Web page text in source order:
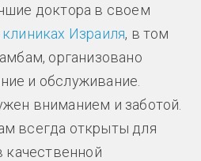
доктора в своем
клиниках Израиля, в том
организовано
и обслуживание.
вниманием и заботой.
всегда открыты для
качественной